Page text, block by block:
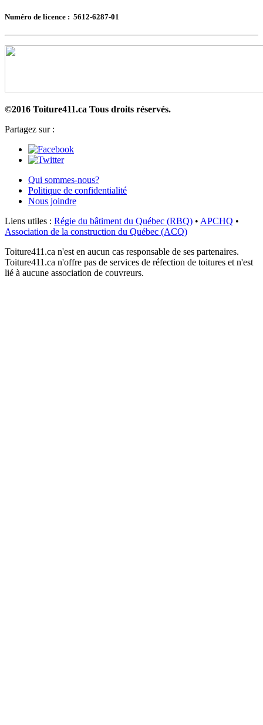
Numéro de licence : 5612-6287-01
©2016 Toiture411.ca Tous droits réservés.
Partagez sur :
Qui sommes-nous?
Politique de confidentialité
Nous joindre
Liens utiles : Régie du bâtiment du Québec (RBQ) • APCHQ •
Association de la construction du Québec (ACQ)
Toiture411.ca n'est en aucun cas responsable de ses partenaires.
Toiture411.ca n'offre pas de services de réfection de toitures et n'est
lié à aucune association de couvreurs.